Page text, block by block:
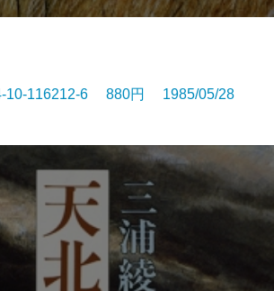
10-116212-6 880円 1985/05/28